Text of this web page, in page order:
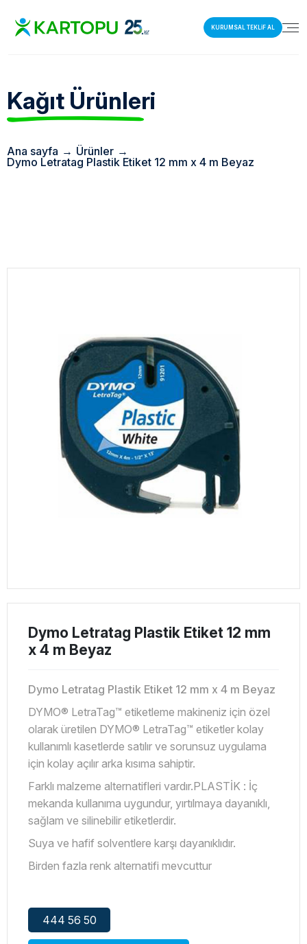
KURUMSAL TEKLİF AL
Kağıt Ürünleri
Ana sayfa → Ürünler →
Dymo Letratag Plastik Etiket 12 mm x 4 m Beyaz
Dymo Letratag Plastik Etiket 12 mm
x 4 m Beyaz
Dymo Letratag Plastik Etiket 12 mm x 4 m Beyaz
DYMO® LetraTag™ etiketleme makineniz için özel
olarak üretilen DYMO® LetraTag™ etiketler kolay
kullanımlı kasetlerde satılır ve sorunsuz uygulama
için kolay açılır arka kısıma sahiptir.
Farklı malzeme alternatifleri vardır.PLASTİK : İç
mekanda kullanıma uygundur, yırtılmaya dayanıklı,
sağlam ve silinebilir etiketlerdir.
Suya ve hafif solventlere karşı dayanıklıdır.
Birden fazla renk alternatifi mevcuttur
444 56 50